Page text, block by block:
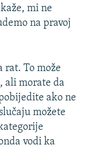
mi ne
na pravoj
rat. To može
ali morate da
ako ne
možete
vodi ka